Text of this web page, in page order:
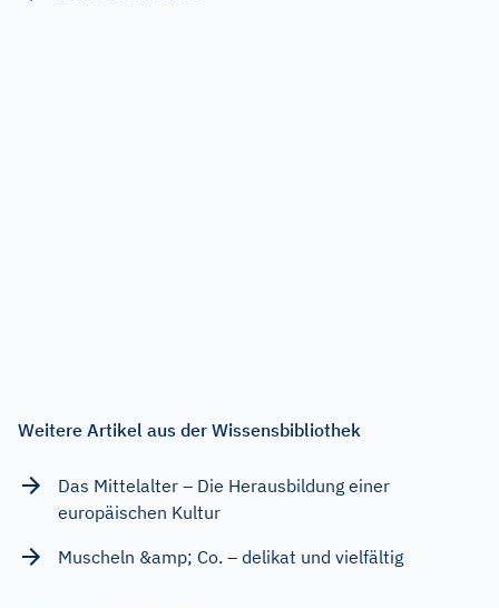
Weitere Artikel aus der Wissensbibliothek
Das Mittelalter – Die Herausbildung einer
europäischen Kultur
Muscheln &amp; Co. – delikat und vielfältig